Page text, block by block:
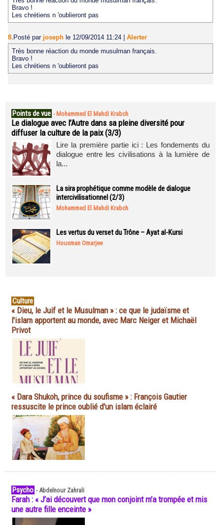
Bravo !
Les chrétiens n 'oublieront pas
8. Posté par joseph le 12/09/2014 11:24
Alerter
Très bonne réaction du monde musulman français.
Bravo !
Les chrétiens n 'oublieront pas
Points de vue - Mohammed El Mahdi Krabch
Le dialogue avec l’Autre dans sa pleine diversité pour
diffuser la culture de la paix (3/3)
Lire la première partie ici : Les fondements du
dialogue entre les civilisations à la lumière de
la...
La sira prophétique comme modèle de dialogue
intercivilisationnel (2/3)
Mohammed El Mahdi Krabch
Les vertus du verset du Trône – Ayat al-Kursi
Housman Omarjee
Culture
« Dieu, le Juif et le Musulman » : ce que le judaïsme et
l'islam apportent au monde, avec Marc Neiger et Michaël
Privot
« Dara Shukoh, prince du soufisme » : François Gautier
ressuscite le prince oublié d'un islam éclairé
Psycho -Abdelnour Zahrali
Farah : « J’ai découvert que mon conjoint m’a trompée et mis
une autre fille enceinte »